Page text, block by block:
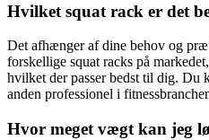
Hvilket squat rack er det
Det afhænger af dine behov og
forskellige squat racks på
hvilket der passer bedst til dig. Du
anden professionel i
Hvor meget vægt kan jeg